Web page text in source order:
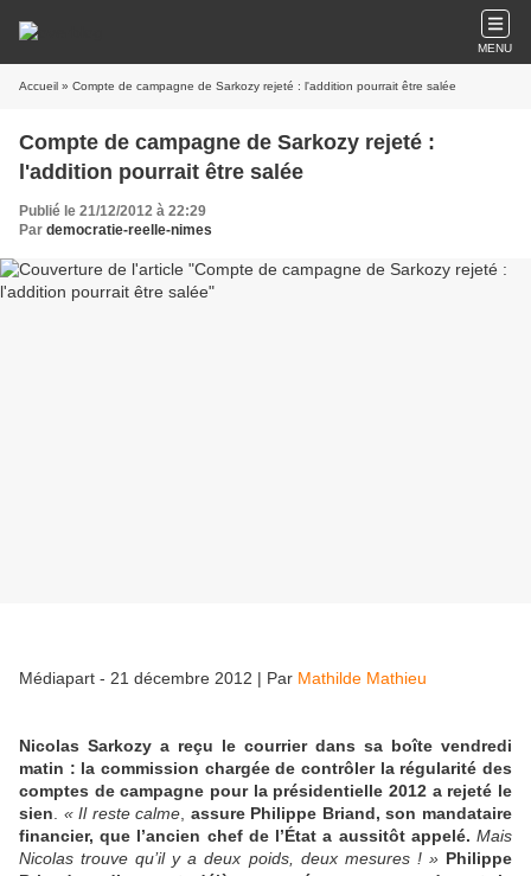
MENU
Accueil » Compte de campagne de Sarkozy rejeté : l'addition pourrait être salée
Compte de campagne de Sarkozy rejeté :
l'addition pourrait être salée
Publié le 21/12/2012 à 22:29
Par democratie-reelle-nimes
Médiapart - 21 décembre 2012 | Par Mathilde Mathieu
Nicolas Sarkozy a reçu le courrier dans sa boîte vendredi
matin : la commission chargée de contrôler la régularité des
comptes de campagne pour la présidentielle 2012 a rejeté le
sien
« Il reste calme assure Philippe Briand, son mandataire
financier, que l’ancien chef de l’État a aussitôt appelé. Mais
Nicolas trouve qu’il y a deux poids, deux mesures ! » Philippe